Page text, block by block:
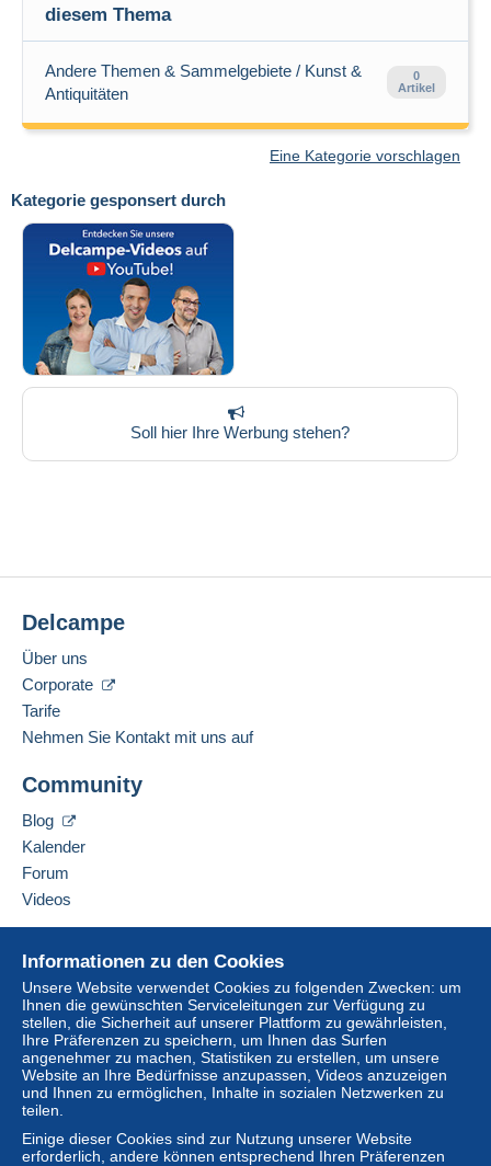
Kategorie gesponsert durch
Soll hier Ihre Werbung stehen?
diesem Thema
Andere Themen & Sammelgebiete / Kunst &
Antiquitäten
0
Artikel
Eine Kategorie vorschlagen
Informationen zu den Cookies
Unsere Website verwendet Cookies zu folgenden Zwecken: um
Ihnen die gewünschten Serviceleitungen zur Verfügung zu
stellen, die Sicherheit auf unserer Plattform zu gewährleisten,
Ihre Präferenzen zu speichern, um Ihnen das Surfen
angenehmer zu machen, Statistiken zu erstellen, um unsere
Website an Ihre Bedürfnisse anzupassen, Videos anzuzeigen
und Ihnen zu ermöglichen, Inhalte in sozialen Netzwerken zu
teilen.
Einige dieser Cookies sind zur Nutzung unserer Website
erforderlich, andere können entsprechend Ihren Präferenzen
Delcampe
Über uns
Corporate
Tarife
Nehmen Sie Kontakt mit uns auf
Community
Blog
Kalender
Forum
Videos
Online-Hilfe
Auf Delcampe kaufen
Auf Delcampe verkaufen
Eine sichere Website